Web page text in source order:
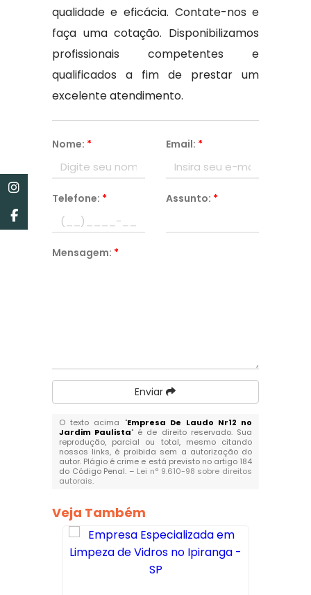
qualidade e eficácia. Contate-nos e
faça uma cotação. Disponibilizamos
profissionais competentes e
qualificados a fim de prestar um
excelente atendimento.
Nome: * Email: *
Telefone: * Assunto: *
Mensagem: *
Enviar
O texto acima "Empresa De Laudo Nr12 no
Jardim Paulista" é de direito reservado. Sua
reprodução, parcial ou total, mesmo citando
nossos links, é proibida sem a autorização do
autor. Plágio é crime e está previsto no artigo 184
do Código Penal. – Lei n° 9.610-98 sobre direitos
autorais.
Veja Também